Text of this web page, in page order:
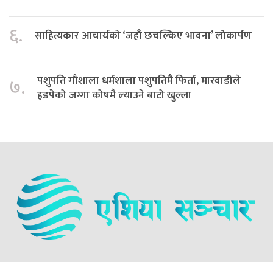
६. साहित्यकार आचार्यको ‘जहाँ छचल्किए भावना’ लोकार्पण
७.
पशुपति गौशाला धर्मशाला पशुपतिमै फिर्ता, मारवाडीले
हडपेको जग्गा कोषमै ल्याउने बाटो खुल्ला